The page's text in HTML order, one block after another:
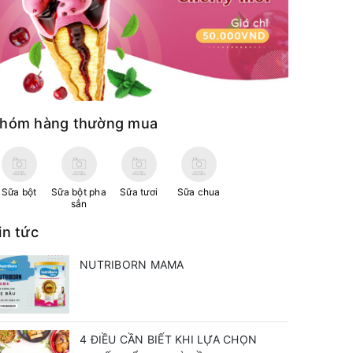
hàng thường mua
Sữa bột
Sữa bột pha
sẳn
Sữa tươi Sữa chua
tức
NUTRIBORN MAMA
4 ĐIỀU CẦN BIẾT KHI LỰA CHỌN